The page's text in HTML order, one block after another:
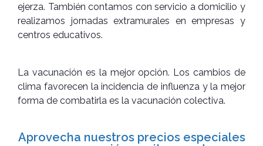
ejerza. También contamos con servicio a domicilio y
realizamos jornadas extramurales en empresas y
centros educativos.
La vacunación es la mejor opción. Los cambios de
clima favorecen la incidencia de influenza y la mejor
forma de combatirla es la vacunación colectiva.
Aprovecha nuestros precios especiales